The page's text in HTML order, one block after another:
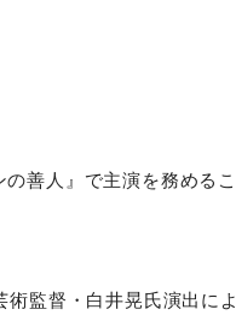
善人』で主演を務める
術監督・白井晃氏演出に